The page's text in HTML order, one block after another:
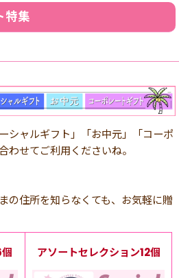
特集
シャルギフト」「お中元」「コーポ
わせてご利用くださいね。
の住所を知らなくても、お気軽に贈
アソートセレクション12個